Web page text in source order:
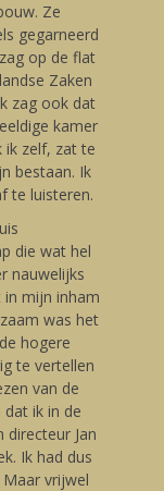
Ze
gegarneerd
op de flat
Zaken
zag ook dat
kamer
ik zelf, zat te
bestaan. Ik
te luisteren.
die wat hel
nauwelijks
in mijn inham
was het
hogere
te vertellen
van de
ik in de
Jan
Ik had dus
vrijwel